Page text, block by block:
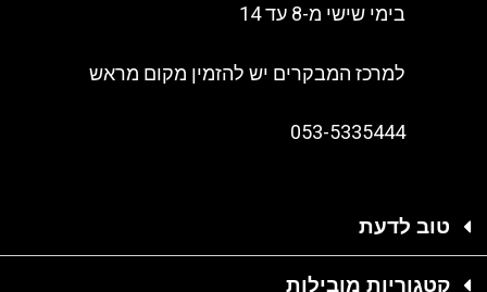
בימי שישי מ-8 עד 14
למרכז המבקרים יש להזמין מקום מראש
053-5335444
טוב לדעת
קטגוריות מובילות